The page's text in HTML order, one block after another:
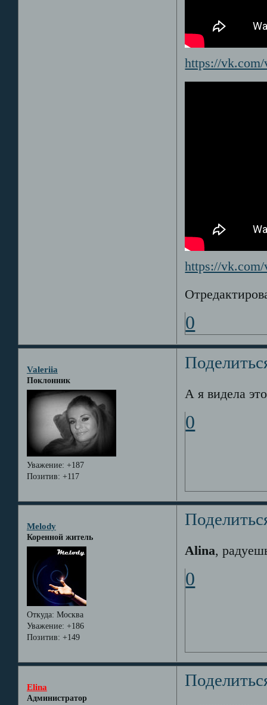
https://vk.com/
https://vk.com/
0
Valeriia
Поклонник
Уважение: +187
Позитив: +117
А я видела
0
Melody
Коренной житель
Откуда: Москва
Уважение: +186
Позитив: +149
Alina,
0
Elina
Администратор